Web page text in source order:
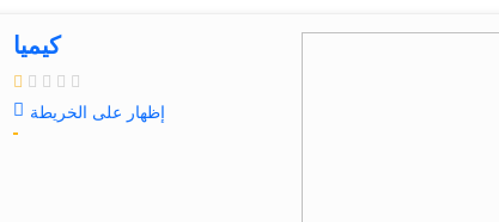
کیمیا
إظهار على الخريطة